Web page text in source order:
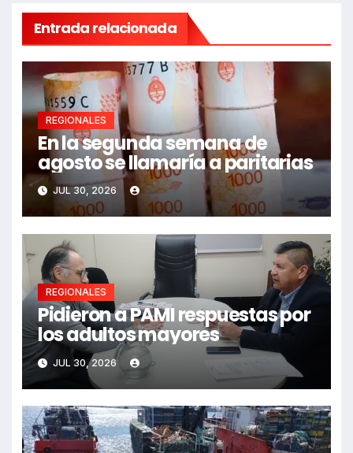
Entrada relacionada
REGIONALES
En la segunda semana de
agosto se llamaría a paritarias
JUL 30, 2026
REGIONALES
Pidieron a PAMI respuestas por
los adultos mayores
JUL 30, 2026